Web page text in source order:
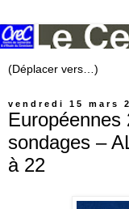
vendredi 15 mars
Européennes
sondages –
à 22